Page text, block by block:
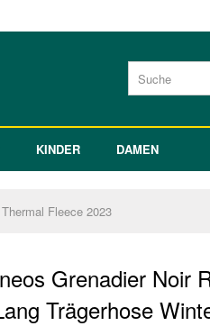
KINDER DAMEN
Fleece 2023
Grenadier Noir
Trägerhose